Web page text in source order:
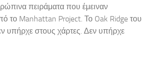
πειράματα που έμειναν
το Manhattan Project. Το Oak Ridge του
υπήρχε στους χάρτες. Δεν υπήρχε